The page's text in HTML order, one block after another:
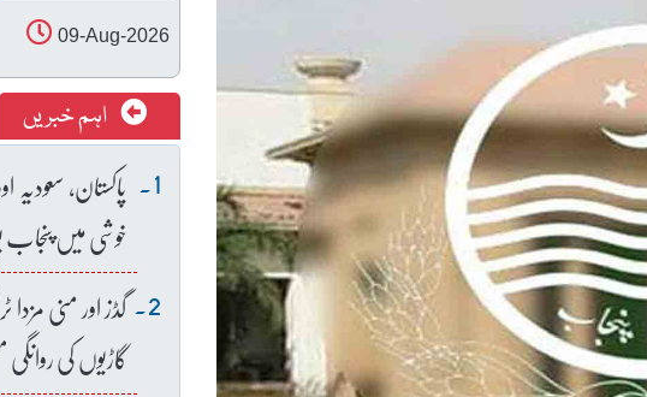
09-Aug-2026
اہم خبریں
پاکستان،
خوشی میں پنجاب پولیس کی 3
گڈز اور منی مزدا
گاڑیوں کی